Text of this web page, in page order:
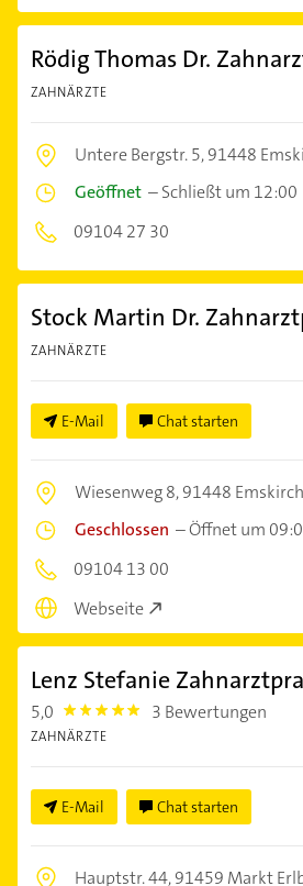
Rödig Thomas Dr.
ZAHNÄRZTE
Untere Bergstr. 5,91448
Geöffnet –Schließt um 12:00
09104 27 30
Stock Martin Dr.
ZAHNÄRZTE
E-Mail Chat starten
Wiesenweg 8,91448
Geschlossen –Öffnet um
09104 13 00
Webseite
Lenz Stefanie
5,0 5.0 3 Bewertungen
ZAHNÄRZTE
E-Mail Chat starten
Hauptstr. 44,91459 Markt